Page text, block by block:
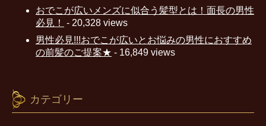
おでこが広いメンズに似合う髪型とは！面長の男性
必見！
- 20,328 views
男性必見!!!おでこが広いとお悩みの男性におすすめ
の前髪のご提案★ - 16,849 views
カテゴリー